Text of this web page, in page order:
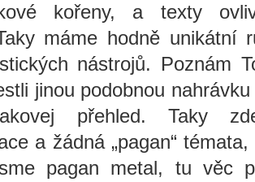
kořeny, a texty
máme hodně unikátní
nástrojů. Poznám
jinou podobnou
přehled. Taky
a žádná „pagan“
pagan metal, tu věc